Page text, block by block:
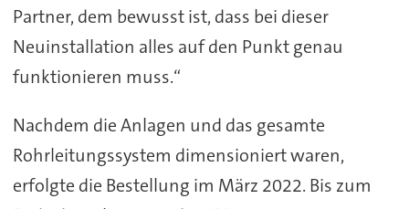
Partner, dem bewusst ist, dass bei dieser
Neuinstallation alles auf den Punkt genau
funktionieren muss.“
Nachdem die Anlagen und das gesamte
Rohrleitungssystem dimensioniert waren,
erfolgte die Bestellung im März 2022. Bis zum